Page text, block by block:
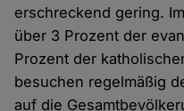
erschreckend gering.
über 3 Prozent der
Prozent der
besuchen regelmäßig
auf die